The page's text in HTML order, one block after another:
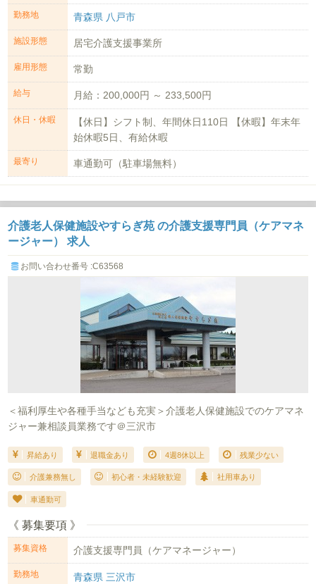
勤務地 青森県 八戸市
施設形態 居宅介護支援事業所
雇用形態 常勤
給与 月給：200,000円 ～ 233,500円
休日・休暇
【休日】シフト制、年間休日110日 【休暇】年末年
始休暇5日、有給休暇
最寄り 車通勤可（駐車場無料）
介護老人保健施設やすらぎ苑 の介護支援専門員（ケアマネ
ージャー） 求人
お問い合わせ番号 :C63568
＜福利厚生や各種手当なども充実＞介護老人保健施設でのケアマネ
ジャー兼相談員業務です＠三沢市
昇給あり 退職金あり 4週8休以上 残業少ない
介護兼務無し 初心者・未経験歓迎 社用車あり
車通勤可
《 募集要項 》
募集資格 介護支援専門員（ケアマネージャー）
勤務地 青森県 三沢市